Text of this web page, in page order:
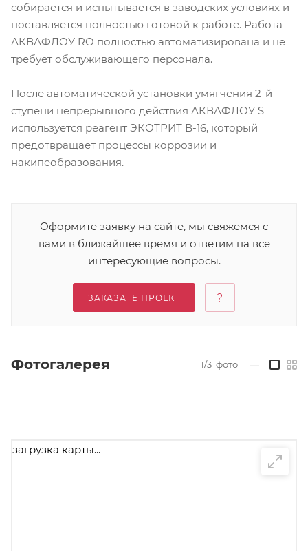
собирается и испытывается в заводских условиях и
поставляется полностью готовой к работе. Работа
АКВАФЛОУ RO полностью автоматизирована и не
требует обслуживающего персонала.
После автоматической установки умягчения 2-й
ступени непрерывного действия АКВАФЛОУ S
используется реагент ЭКОТРИТ В-16, который
предотвращает процессы коррозии и
накипеобразования.
Оформите заявку на сайте, мы свяжемся с
вами в ближайшее время и ответим на все
интересующие вопросы.
ЗАКАЗАТЬ ПРОЕКТ
Фотогалерея 1/3 фото
загрузка карты...